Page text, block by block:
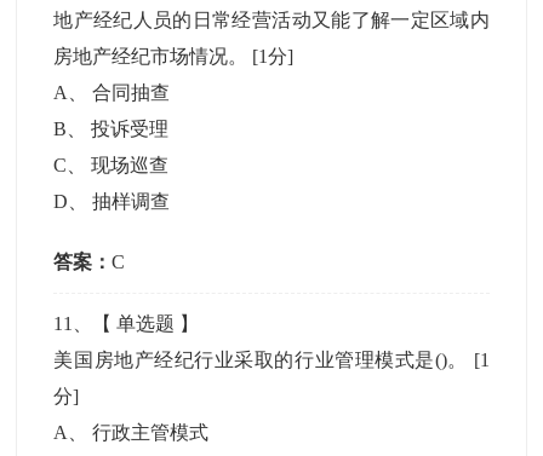
地产经纪人员的日常经营活动又能了解一定区域内
房地产经纪市场情况。 [1分]
A
、合同抽查
B 、投诉受理
C 、现场巡查
D 、抽样调查
答案：C
11 、【单选题 】
美国房地产经纪行业采取的行业管理模式是()。 [1
分]
A
、行政主管模式